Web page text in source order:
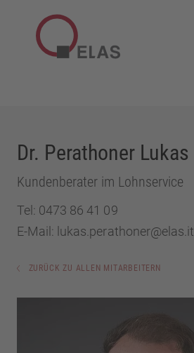
Dr. Perathoner Lukas
Kundenberater im Lohnservice
Tel: 0473 86 41 09
E-Mail: lukas.perathoner@elas.it
ZURÜCK ZU ALLEN MITARBEITERN